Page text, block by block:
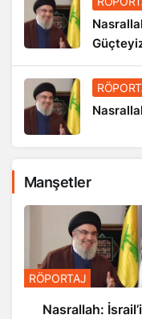
Manşetler
RÖPORTAJ
Nasrallah: